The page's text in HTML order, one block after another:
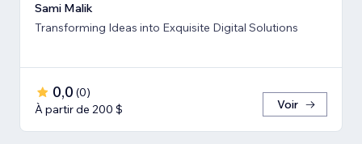
Sami Malik
Transforming Ideas into Exquisite Digital Solutions
0,0 (0)
À partir de 200 $
Voir